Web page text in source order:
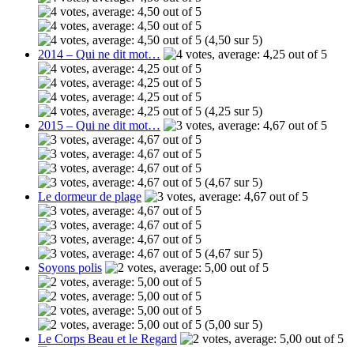
(4,50 sur 5)
2014 – Qui ne dit mot…
(4,25 sur 5)
2015 – Qui ne dit mot…
(4,67 sur 5)
Le dormeur de plage
(4,67 sur 5)
Soyons polis
(5,00 sur 5)
Le Corps Beau et le Regard